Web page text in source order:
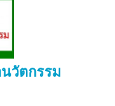
วัตกรรม